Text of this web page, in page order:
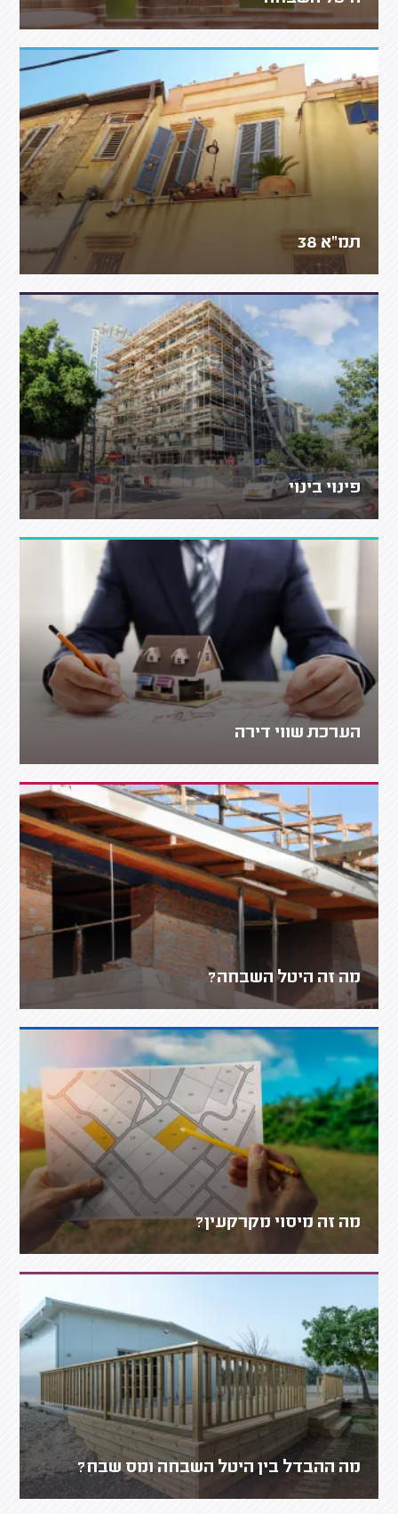
תמ"א 38
פינוי בינוי
הערכת שווי דירה
מה זה היטל השבחה?
מה זה מיסוי מקרקעין?
מה ההבדל בין היטל השבחה ומס שבח?